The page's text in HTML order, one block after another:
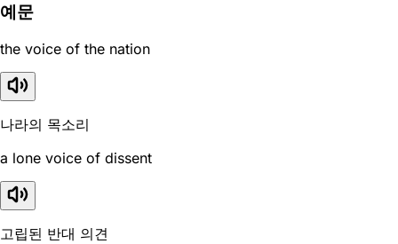
예문
the voice of the nation
나라의 목소리
a lone voice of dissent
고립된 반대 의견